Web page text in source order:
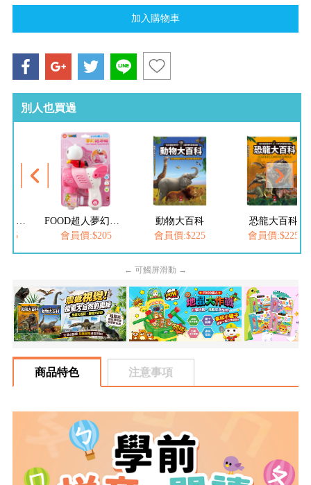
別人也買過
會員價:$205
動物大百科
會員價:$225
恐龍大百科
會員價:$225
← 可觸屏滑動 →
商品特色 注意事項